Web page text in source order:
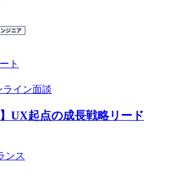
ト
ライン面談
】UX起点の成長戦略リード
ンス